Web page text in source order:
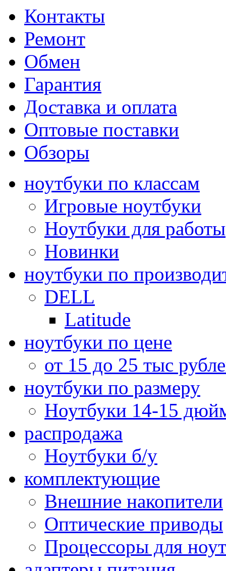
Контакты
Ремонт
Обмен
Гарантия
Доставка и оплата
Оптовые поставки
Обзоры
ноутбуки по классам
Игровые ноутбуки
Ноутбуки для работы
Новинки
ноутбуки по
DELL
Latitude
ноутбуки по цене
от 15 до 25 тыс
ноутбуки по размеру
Ноутбуки 14-15
распродажа
Ноутбуки б/у
комплектующие
Внешние накопители
Оптические приводы
Процессоры для